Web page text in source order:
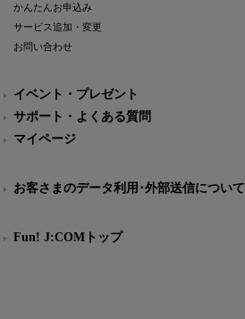
かんたんお申込み
サービス追加・変更
お問い合わせ
イベント・プレゼント
サポート・よくある質問
マイページ
お客さまのデータ利用･外部送信について
Fun! J:COMトップ